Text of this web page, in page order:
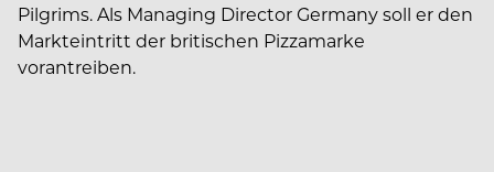
Pilgrims. Als Managing Director Germany soll er den
Markteintritt der britischen Pizzamarke
vorantreiben.